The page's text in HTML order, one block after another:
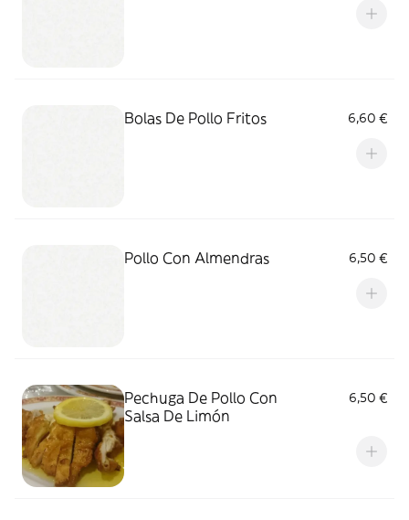
Bolas De Pollo Fritos 6,60 €
Pollo Con Almendras 6,50 €
Pechuga De Pollo Con
Salsa De Limón
6,50 €